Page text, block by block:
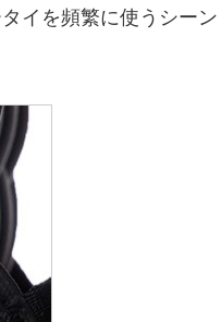
イを頻繁に使うシーン